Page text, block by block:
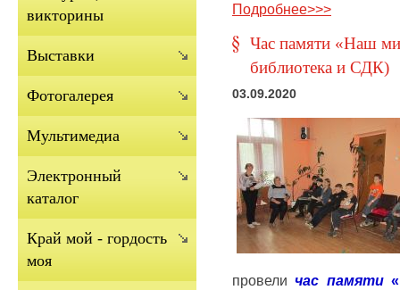
Подробнее>>>
Час памяти «Наш
библиотека и СДК)
03.09.2020
провеличас памяти «
викторины
Выставки
Фотогалерея
Мультимедиа
Электронный
каталог
Край мой - гордость
моя